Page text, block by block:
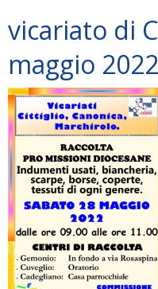
vicariato di
maggio 2022